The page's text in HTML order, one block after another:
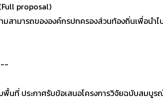
proposal)
มสามารถขององค์กรปกครองส่วนท้องถิ่นเพื่อน
นที่ ประกาศรับข้อเสนอโครงการวิจัยฉบับสมบู